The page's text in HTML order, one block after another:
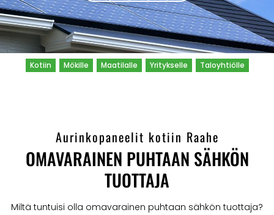
Kotiin Mökille Maatilalle Yritykselle Taloyhtiölle
Aurinkopaneelit kotiin Raahe
OMAVARAINEN PUHTAAN SÄHKÖN
TUOTTAJA
Miltä tuntuisi olla omavarainen puhtaan sähkön tuottaja?